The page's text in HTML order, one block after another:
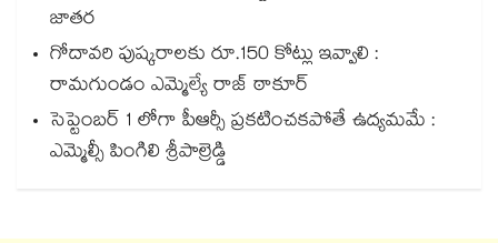
జాతర
గోదావరి పుష్కరాలకు రూ.150 కోట్లు ఇవ్వాలి :
రామగుండం ఎమ్మెల్యే రాజ్ ఠాకూర్
సెప్టెంబర్ 1 లోగా పీఆర్సీ ప్రకటించకపోతే ఉద్యమమే :
ఎమ్మెల్సీ పింగిలి శ్రీపాల్రెడ్డి